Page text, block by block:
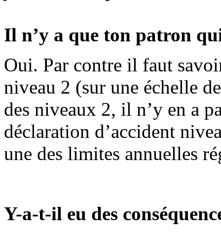
Il n’y a que ton patron
Oui. Par contre il faut
niveau 2 (sur une échelle
des niveaux 2, il n’y en a
déclaration d’accident
une des limites annuelles
Y-a-t-il eu des